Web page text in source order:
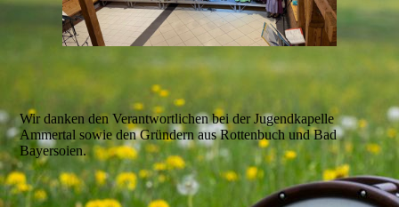
Wir danken den Verantwortlichen bei der Jugendkapelle
Ammertal sowie den Gründern aus Rottenbuch und Bad
Bayersoien.